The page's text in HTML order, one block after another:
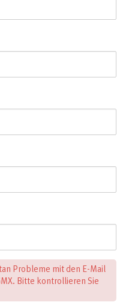
Probleme mit den E-Mail
Bitte kontrollieren Sie